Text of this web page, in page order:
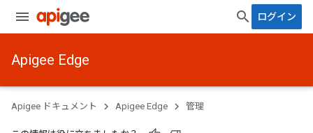
ログイン
Apigee Edge
Apigee ドキュメント Apigee Edge 管理